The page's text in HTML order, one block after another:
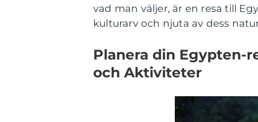
vad man väljer, är en resa till
kulturarv och njuta av dess
Planera din Egypten-
och Aktiviteter